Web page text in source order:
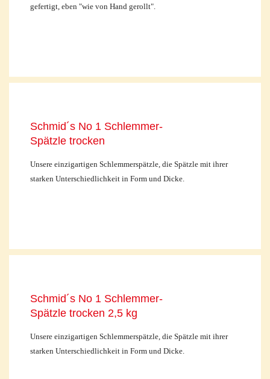
gefertigt, eben "wie von Hand gerollt".
Schmid´s No 1 Schlemmer-
Spätzle trocken
Unsere einzigartigen Schlemmerspätzle, die Spätzle mit ihrer
starken Unterschiedlichkeit in Form und Dicke.
Schmid´s No 1 Schlemmer-
Spätzle trocken 2,5 kg
Unsere einzigartigen Schlemmerspätzle, die Spätzle mit ihrer
starken Unterschiedlichkeit in Form und Dicke.